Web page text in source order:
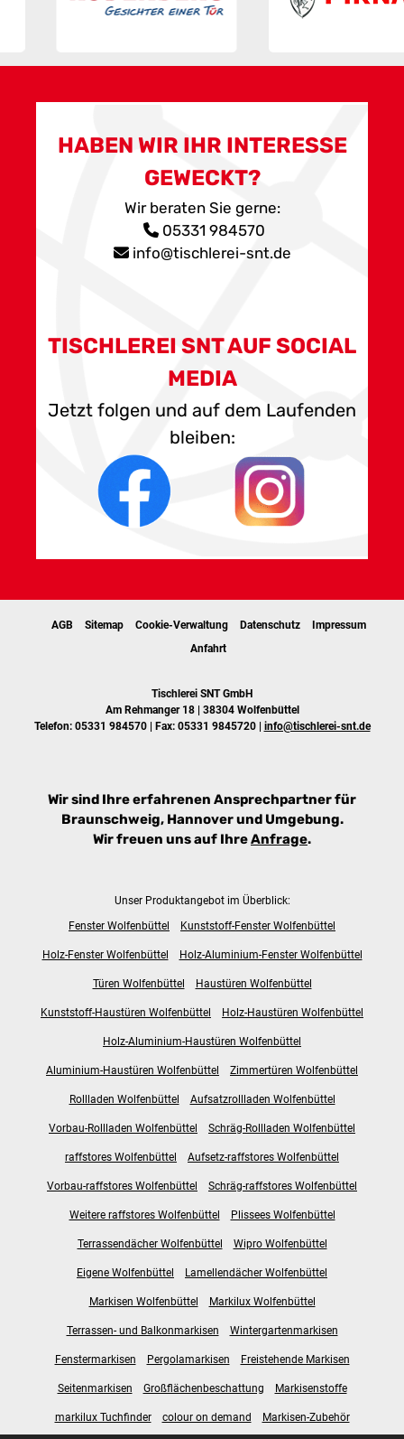
HABEN WIR IHR INTERESSE
GEWECKT?
Wir beraten Sie gerne:
05331 984570
info@tischlerei-snt.de
TISCHLEREI SNT AUF SOCIAL
MEDIA
Jetzt folgen und auf dem Laufenden
bleiben:
AGB Sitemap Cookie-Verwaltung Datenschutz
Impressum
Anfahrt
Tischlerei SNT GmbH
Am Rehmanger 18 | 38304 Wolfenbüttel
Telefon: 05331 984570| Fax: 05331 9845720 | info@tischlerei-snt.de
Wir sind Ihre erfahrenen Ansprechpartner für
Braunschweig, Hannover und Umgebung.
Wir freuen uns auf IhreAnfrage.
Unser Produktangebot im Überblick:
Fenster Wolfenbüttel
Kunststoff-Fenster Wolfenbüttel
Holz-Fenster Wolfenbüttel Holz-Aluminium-Fenster Wolfenbüttel
Türen Wolfenbüttel Haustüren Wolfenbüttel
Kunststoff-Haustüren Wolfenbüttel Holz-Haustüren Wolfenbüttel
Holz-Aluminium-Haustüren Wolfenbüttel
Aluminium-Haustüren Wolfenbüttel Zimmertüren Wolfenbüttel
Rollladen Wolfenbüttel Aufsatzrollladen Wolfenbüttel
Vorbau-Rollladen Wolfenbüttel Schräg-Rollladen Wolfenbüttel
raffstores Wolfenbüttel Aufsetz-raffstores Wolfenbüttel
Vorbau-raffstores Wolfenbüttel Schräg-raffstores Wolfenbüttel
Weitere raffstores Wolfenbüttel Plissees Wolfenbüttel
Terrassendächer Wolfenbüttel Wipro Wolfenbüttel
Eigene Wolfenbüttel Lamellendächer Wolfenbüttel
Markisen Wolfenbüttel Markilux Wolfenbüttel
Terrassen- und Balkonmarkisen Wintergartenmarkisen
Fenstermarkisen Pergolamarkisen Freistehende Markisen
Seitenmarkisen Großflächenbeschattung Markisenstoffe
markilux Tuchfinder colour on demand Markisen-Zubehör